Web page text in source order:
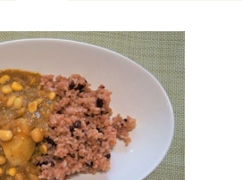
妊婦健診
お産について
の結びつき支援